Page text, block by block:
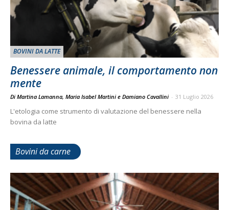
BOVINI DA LATTE
Benessere animale, il comportamento non
mente
Di Martina Lamanna, Maria Isabel Martini e Damiano Cavallini - 31 Luglio 2026
L'etologia come strumento di valutazione del benessere nella
bovina da latte
Bovini da carne